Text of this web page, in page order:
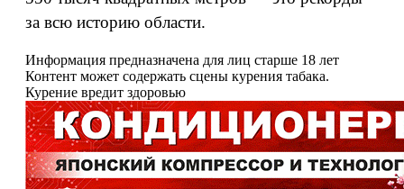
за всю историю области.
Информация предназначена для лиц старше 18 лет
Контент может содержать сцены курения табака.
Курение вредит здоровью